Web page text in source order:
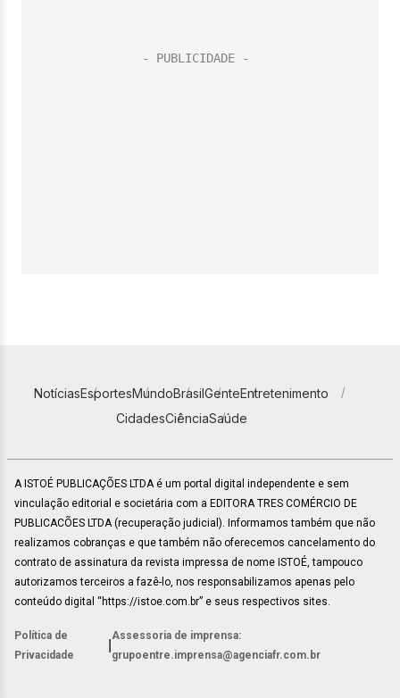
NotíciasEsportesMundoBrasilGenteEntretenimento
CidadesCiênciaSaúde
A ISTOÉ PUBLICAÇÕES LTDA é um portal digital independente e sem
vinculação editorial e societária com a EDITORA TRES COMÉRCIO DE
PUBLICACÕES LTDA (recuperação judicial). Informamos também que não
realizamos cobranças e que também não oferecemos cancelamento do
contrato de assinatura da revista impressa de nome ISTOÉ, tampouco
autorizamos terceiros a fazê-lo, nos responsabilizamos apenas pelo
conteúdo digital “https://istoe.com.br” e seus respectivos sites.
Política de
Privacidade
Assessoria de imprensa:
grupoentre.imprensa@agenciafr.com.br